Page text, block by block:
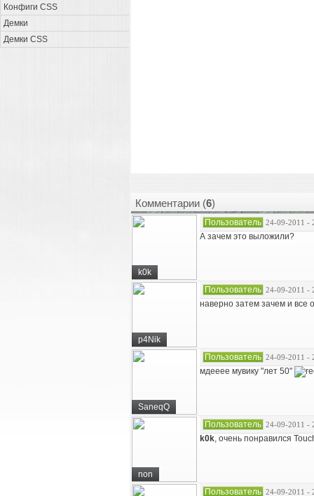
Конфиги CSS
Демки
Демки CSS
Комментарии (6)
k0k
Пользователь 24-09-2011 -
А зачем это выложили?
p4Nik
Пользователь 24-09-2011 -
наверно затем зачем и все
SaneqQ
Пользователь 24-09-2011 -
мдееее мувику "лет 50"
non
Пользователь 24-09-2011 -
k0k, очень понравился
Пользователь 24-09-2011 -